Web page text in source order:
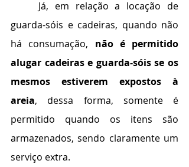
guarda-sóis e cadeiras, quando não
há consumação, não é permitido
alugar cadeiras e guarda-sóis se os
mesmos estiverem expostos à
areia, dessa forma, somente é
permitido quando os itens são
armazenados, sendo claramente um
serviço extra.